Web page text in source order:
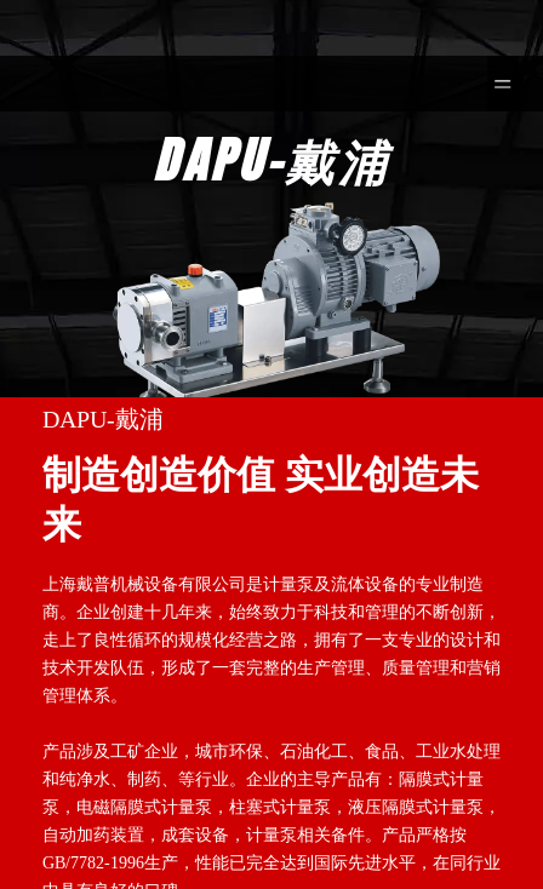
DAPU-戴浦
DAPU-戴浦
制造创造价值 实业创造未
来
上海戴普机械设备有限公司是计量泵及流体设备的专业制造
商。企业创建十几年来，始终致力于科技和管理的不断创新，
走上了良性循环的规模化经营之路，拥有了一支专业的设计和
技术开发队伍，形成了一套完整的生产管理、质量管理和营销
管理体系。
产品涉及工矿企业，城市环保、石油化工、食品、工业水处理
和纯净水、制药、等行业。企业的主导产品有：隔膜式计量
泵，电磁隔膜式计量泵，柱塞式计量泵，液压隔膜式计量泵，
自动加药装置，成套设备，计量泵相关备件。产品严格按
GB/7782-1996生产，性能已完全达到国际先进水平，在同行业